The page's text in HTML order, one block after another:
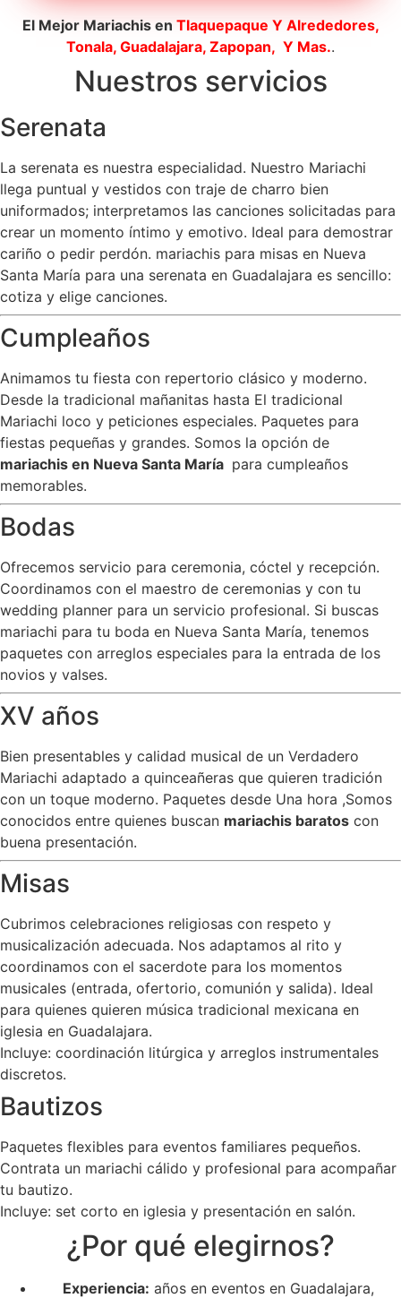
El Mejor Mariachis en Tlaquepaque Y Alrededores,
Tonala, Guadalajara, Zapopan, Y Mas..
Nuestros servicios
Serenata
La serenata es nuestra especialidad. Nuestro Mariachi
llega puntual y vestidos con traje de charro bien
uniformados; interpretamos las canciones solicitadas para
crear un momento íntimo y emotivo. Ideal para demostrar
cariño o pedir perdón. mariachis para misas en Nueva
Santa María para una serenata en Guadalajara es sencillo:
cotiza y elige canciones.
Cumpleaños
Animamos tu fiesta con repertorio clásico y moderno.
Desde la tradicional mañanitas hasta El tradicional
Mariachi loco y peticiones especiales. Paquetes para
fiestas pequeñas y grandes. Somos la opción de
mariachis en Nueva Santa María para cumpleaños
memorables.
Bodas
Ofrecemos servicio para ceremonia, cóctel y recepción.
Coordinamos con el maestro de ceremonias y con tu
wedding planner para un servicio profesional. Si buscas
mariachi para tu boda en Nueva Santa María, tenemos
paquetes con arreglos especiales para la entrada de los
novios y valses.
XV años
Bien presentables y calidad musical de un Verdadero
Mariachi adaptado a quinceañeras que quieren tradición
con un toque moderno. Paquetes desde Una hora ,Somos
conocidos entre quienes buscan mariachis baratos con
buena presentación.
Misas
Cubrimos celebraciones religiosas con respeto y
musicalización adecuada. Nos adaptamos al rito y
coordinamos con el sacerdote para los momentos
musicales (entrada, ofertorio, comunión y salida). Ideal
para quienes quieren música tradicional mexicana en
iglesia en Guadalajara.
Incluye: coordinación litúrgica y arreglos instrumentales
discretos.
Bautizos
Paquetes flexibles para eventos familiares pequeños.
Contrata un mariachi cálido y profesional para acompañar
tu bautizo.
Incluye: set corto en iglesia y presentación en salón.
¿Por qué elegirnos?
Experiencia: años en eventos en Guadalajara,